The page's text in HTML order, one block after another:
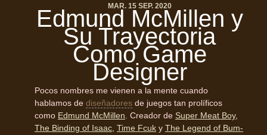
MAR. 15 SEP. 2020
Edmund McMillen y
Su Trayectoria
Como Game
Designer
Pocos nombres me vienen a la mente cuando
hablamos de diseñadores de juegos tan prolíficos
como Edmund McMillen. Creador de Super Meat Boy,
The Binding of Isaac, Time Fcuk y The Legend of Bum-